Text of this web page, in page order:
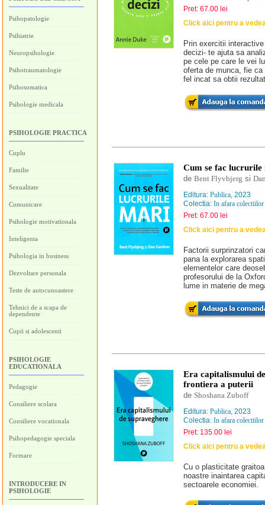
Psihopatologie
Psihiatrie
Neuropsihologie
Psihotraumatologie
Psihosomatica
Psihologie medicala
PSIHOLOGIE PRACTICA
Cuplu
Familie
Sexualitate
Comunicare
Psihologie motivationala
Inteligenta
Psihologia in business
Dezvoltare personala
Teste de autocunoastere
Tehnici de a scapa de
dependente
Copii si adolescenti
PSIHOLOGIE
EDUCATIONALA
Pedagogie
Consiliere scolara
Consiliere vocationala
Psihopedagogie speciala
Formare
INTRODUCERE IN
PSIHOLOGIE
Pret: 67.00 lei
Click aici pentru a
Prin exercitii
decizi- te ajuta sa
pe cele pe care le vei
oferta de munca, fie
fel incat sa obtii
Cum se fac
de Bent Flyvbjerg si
Editura: Publica, 2023
Colectia: In afara colectiilor
Pret: 67.00 lei
Click aici pentru a
Factorii surprinzatori
pana la explorarea
elementelor care
profesorului de la
lume in materie de
Era capitalismului
frontiera a puterii
de Shoshana Zuboff
Editura: Publica, 2023
Colectia: In afara colectiilor
Pret: 135.00 lei
Click aici pentru a
Cu o plasticitate
noastre inaintarea
sectoarele economiei.